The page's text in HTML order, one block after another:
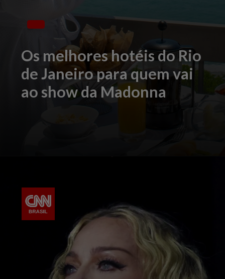
Os melhores hotéis do Rio
de Janeiro para quem vai
ao show da Madonna